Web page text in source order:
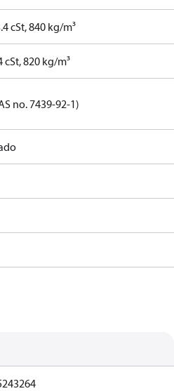
cSt, 840 kg/m³
cSt, 820 kg/m³
no. 7439-92-1)